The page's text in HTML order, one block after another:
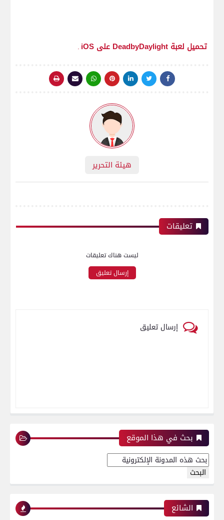
تحميل لعبة DeadbyDaylight على iOS .
هيئة التحرير
تعليقات
ليست هناك تعليقات
إرسال تعليق
إرسال تعليق
بحث في هذا الموقع
الشائع